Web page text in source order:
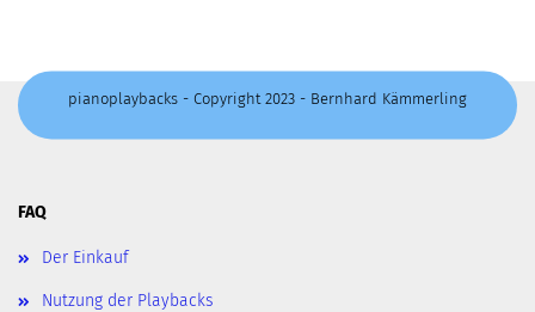
pianoplaybacks - Copyright 2023 - Bernhard Kämmerling
FAQ
Der Einkauf
Nutzung der Playbacks